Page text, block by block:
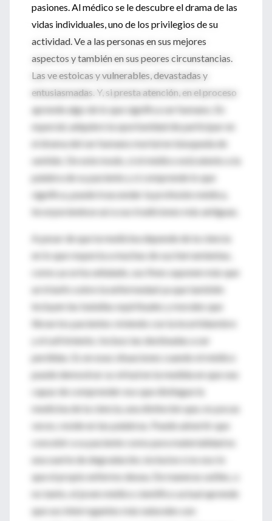
pasiones. Al médico se le descubre el drama de las
vidas individuales, uno de los privilegios de su
actividad. Ve a las personas en sus mejores
aspectos y también en sus peores circunstancias.
Las ve estoicas y vulnerables, devastadas y
entusiasmadas. Y, si presta atención, en el proceso
aprende algo de lo que significa ser humano. En
especial, adquiere la oportunidad de participar en
el drama del ser humano mortal en búsqueda de
sentido. De este modo, si el médico está atento a la
palabra de su paciente y si comprende lo que
significa, puede trascender la profesión médica,
incorporándose así a sus tradiciones más antiguas.
A pesar de que la medicina depende de la ciencia
en lo que respecta a muchas de sus herramientas,
como ya se ha señalado, sus fines suponen más que
un triunfo sobre la enfermedad ya que también
incluyen las batallas espirituales y morales que
libran los pacientes viviendo con la incertidumbre
y el sufrimiento. Incluso las destinadas a ser
perdidas. Es en esas situaciones cuando el médico
puede demostrar su virtud en la medida en que sea
capaz de comprender eso que distingue la
medicina de la ciencia, una distinción que, no pocas
veces, reside en las palabras. Puede advertir que
concebir a su paciente como pura materialidad es
una suerte de degradación, inclusive si es eso lo
que el propio enfermo desea. De maneras sutiles, o
no tanto, el joven médico científico actual aprende
que sus interrogantes más naturales son